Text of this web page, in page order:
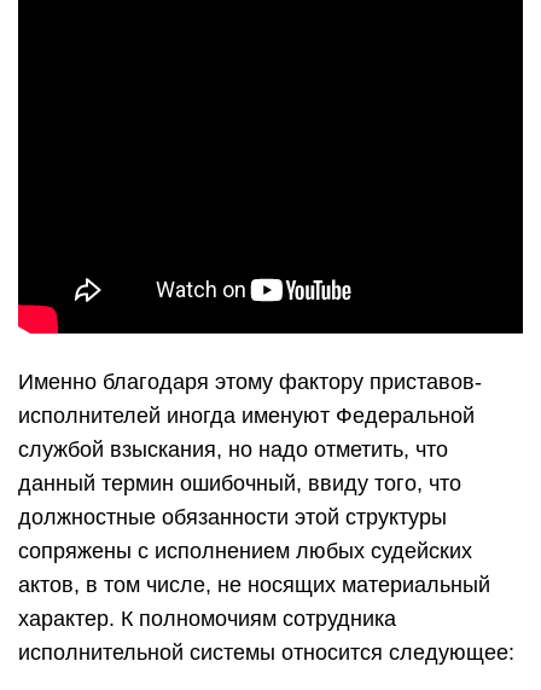
Именно благодаря этому фактору приставов-
исполнителей иногда именуют Федеральной
службой взыскания, но надо отметить, что
данный термин ошибочный, ввиду того, что
должностные обязанности этой структуры
сопряжены с исполнением любых судейских
актов, в том числе, не носящих материальный
характер. К полномочиям сотрудника
исполнительной системы относится следующее: